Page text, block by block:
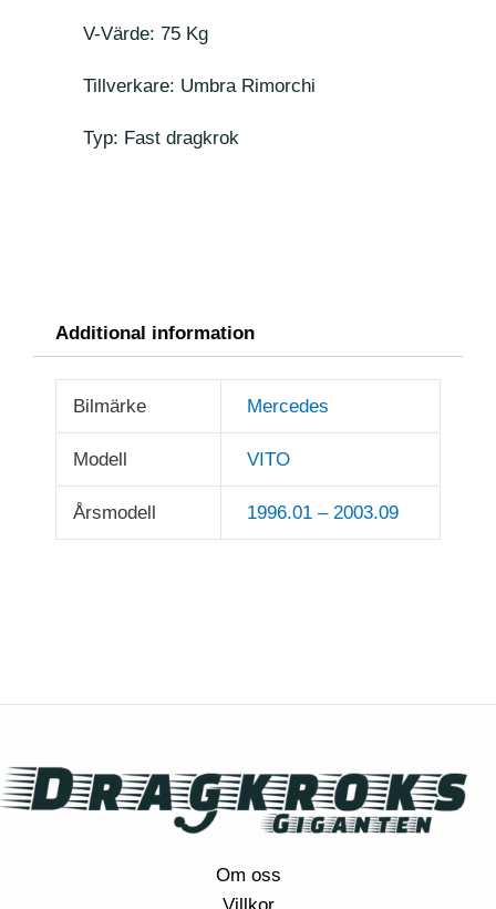
V-Värde: 75 Kg
Tillverkare: Umbra Rimorchi
Typ: Fast dragkrok
Additional information
Bilmärke Mercedes
Modell VITO
Årsmodell 1996.01 – 2003.09
Om oss